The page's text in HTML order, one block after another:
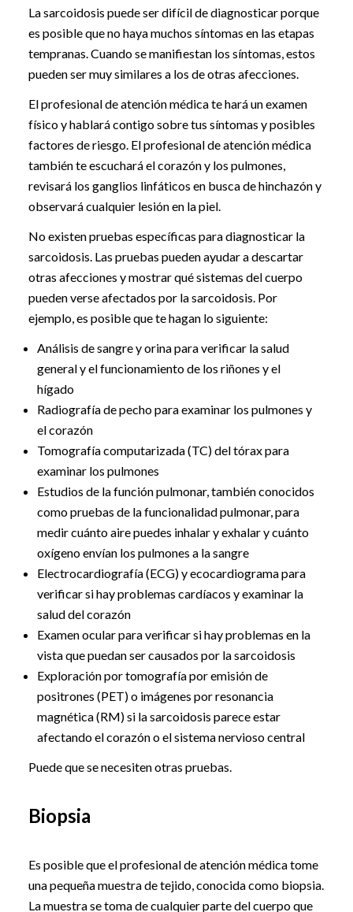
La sarcoidosis puede ser difícil de diagnosticar porque
es posible que no haya muchos síntomas en las etapas
tempranas. Cuando se manifiestan los síntomas, estos
pueden ser muy similares a los de otras afecciones.
El profesional de atención médica te hará un examen
físico y hablará contigo sobre tus síntomas y posibles
factores de riesgo. El profesional de atención médica
también te escuchará el corazón y los pulmones,
revisará los ganglios linfáticos en busca de hinchazón y
observará cualquier lesión en la piel.
No existen pruebas específicas para diagnosticar la
sarcoidosis. Las pruebas pueden ayudar a descartar
otras afecciones y mostrar qué sistemas del cuerpo
pueden verse afectados por la sarcoidosis. Por
ejemplo, es posible que te hagan lo siguiente:
Análisis de sangre y orina para verificar la salud
general y el funcionamiento de los riñones y el
hígado
Radiografía de pecho para examinar los pulmones y
el corazón
Tomografía computarizada (TC) del tórax para
examinar los pulmones
Estudios de la función pulmonar, también conocidos
como pruebas de la funcionalidad pulmonar, para
medir cuánto aire puedes inhalar y exhalar y cuánto
oxígeno envían los pulmones a la sangre
Electrocardiografía (ECG) y ecocardiograma para
verificar si hay problemas cardíacos y examinar la
salud del corazón
Examen ocular para verificar si hay problemas en la
vista que puedan ser causados por la sarcoidosis
Exploración por tomografía por emisión de
positrones (PET) o imágenes por resonancia
magnética (RM) si la sarcoidosis parece estar
afectando el corazón o el sistema nervioso central
Puede que se necesiten otras pruebas.
Biopsia
Es posible que el profesional de atención médica tome
una pequeña muestra de tejido, conocida como biopsia.
La muestra se toma de cualquier parte del cuerpo que